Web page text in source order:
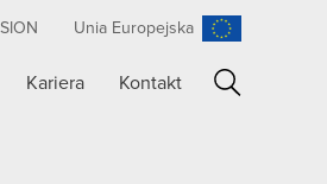
Unia Europejska
Kariera Kontakt